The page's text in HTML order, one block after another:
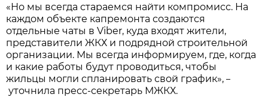
«Но мы всегда стараемся найти компромисс. На
каждом объекте капремонта создаются
отдельные чаты в Viber, куда входят жители,
представители ЖКХ и подрядной строительной
организации. Мы всегда информируем, где, когда
и какие работы будут проводиться, чтобы
жильцы могли спланировать свой график»,–
уточнила пресс-секретарь МЖКХ.